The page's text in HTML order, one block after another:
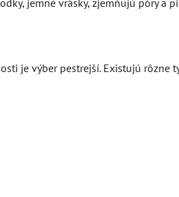
jemné vrásky, zjemňujú póry a
je výber pestrejší. Existujú rôzne